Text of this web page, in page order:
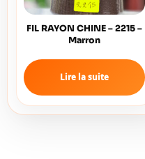
FIL RAYON CHINE – 2215 –
Marron
Lire la suite